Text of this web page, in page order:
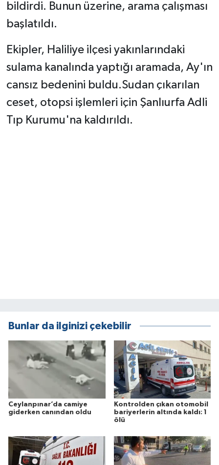
bildirdi. Bunun üzerine, arama çalışması
başlatıldı.
Ekipler, Haliliye ilçesi yakınlarındaki
sulama kanalında yaptığı aramada, Ay'ın
cansız bedenini buldu.Sudan çıkarılan
ceset, otopsi işlemleri için Şanlıurfa Adli
Tıp Kurumu'na kaldırıldı.
Bunlar da ilginizi çekebilir
Ceylanpınar’da camiye
giderken canından oldu
Kontrolden çıkan otomobil
bariyerlerin altında kaldı: 1
ölü